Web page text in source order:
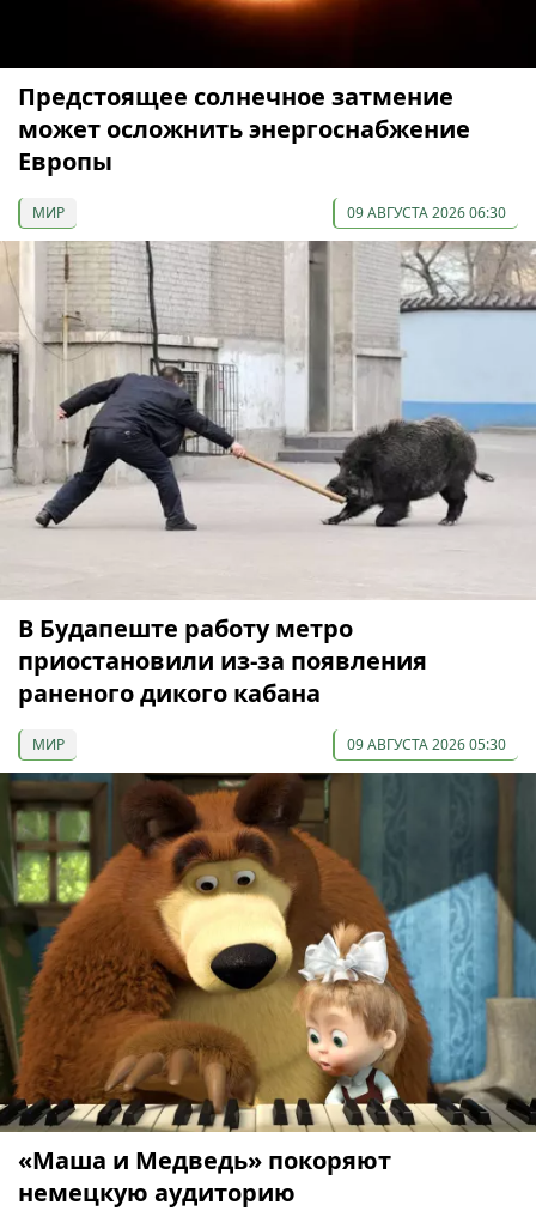
Предстоящее солнечное затмение
может осложнить энергоснабжение
Европы
МИР 09 АВГУСТА 2026 06:30
В Будапеште работу метро
приостановили из-за появления
раненого дикого кабана
МИР 09 АВГУСТА 2026 05:30
«Маша и Медведь» покоряют
немецкую аудиторию